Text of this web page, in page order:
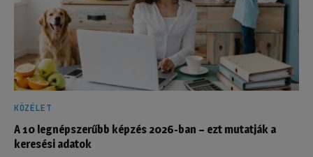
KÖZÉLET
A 10 legnépszerűbb képzés 2026-ban – ezt mutatják a
keresési adatok